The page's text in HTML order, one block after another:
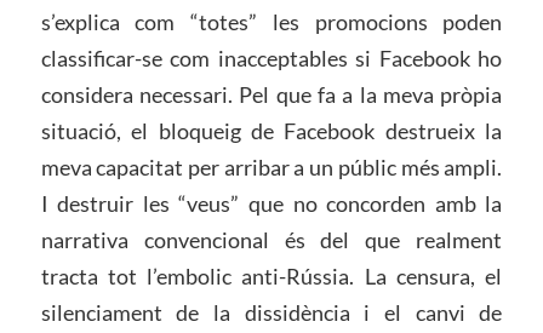
s’explica com “totes” les promocions poden
classificar-se com inacceptables si Facebook ho
considera necessari. Pel que fa a la meva pròpia
situació, el bloqueig de Facebook destrueix la
meva capacitat per arribar a un públic més ampli.
I destruir les “veus” que no concorden amb la
narrativa convencional és del que realment
tracta tot l’embolic anti-Rússia. La censura, el
silenciament de la dissidència i el canvi de